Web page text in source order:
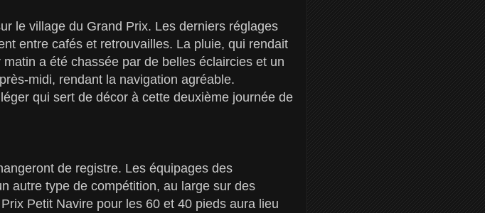
le village du Grand Prix. Les derniers réglages
entre cafés et retrouvailles. La pluie, qui rendait
a été chassée par de belles éclaircies et un
midi, rendant la navigation agréable.
qui sert de décor à cette deuxième journée de
de registre. Les équipages des
autre type de compétition, au large sur des
Petit Navire pour les 60 et 40 pieds aura lieu